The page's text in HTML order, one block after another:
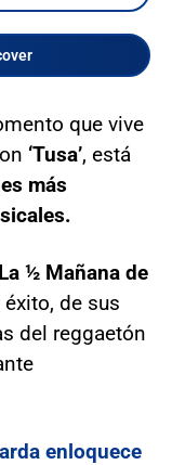
que vive
‘Tusa’, está
más
La ½ Mañana de
de sus
del reggaetón
enloquece